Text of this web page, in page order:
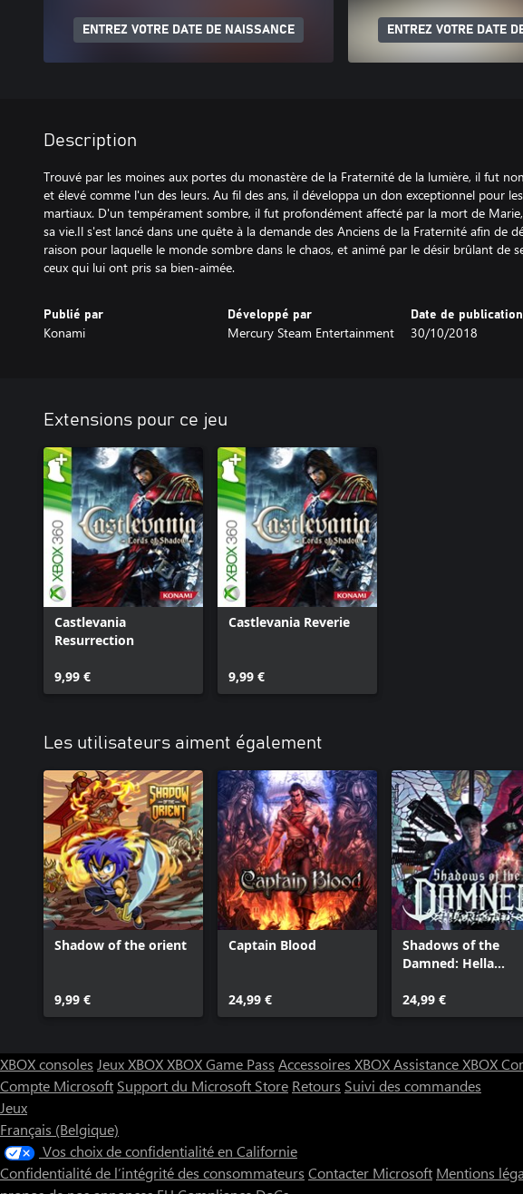
ENTREZ VOTRE DATE DE NAISSANCE ENTREZ VOTRE DATE
Description
Trouvé par les moines aux portes du monastère de la Fraternité de la lumière, il fut
et élevé comme l'un des leurs. Au fil des ans, il développa un don exceptionnel pour
martiaux. D'un tempérament sombre, il fut profondément affecté par la mort de
sa vie.Il s'est lancé dans une quête à la demande des Anciens de la Fraternité afin de
raison pour laquelle le monde sombre dans le chaos, et animé par le désir brûlant de
ceux qui lui ont pris sa bien-aimée.
Publié par
Konami
Développé par
Mercury Steam Entertainment
Date de publication
30/10/2018
Extensions pour ce jeu
Castlevania
Resurrection
9,99 €
Castlevania Reverie
9,99 €
Les utilisateurs aiment également
Shadow of the orient
9,99 €
Captain Blood
24,99 €
Shadows of the
Damned: Hella
24,99 €
XBOX consoles Jeux XBOXXBOX Game Pass Accessoires XBOXAssistance XBOX
Compte Microsoft Support du Microsoft Store Retours Suivi des commandes
Jeux
Français (Belgique)
Vos choix de confidentialité en Californie
Confidentialité de l’intégrité des consommateurs Contacter Microsoft Mentions